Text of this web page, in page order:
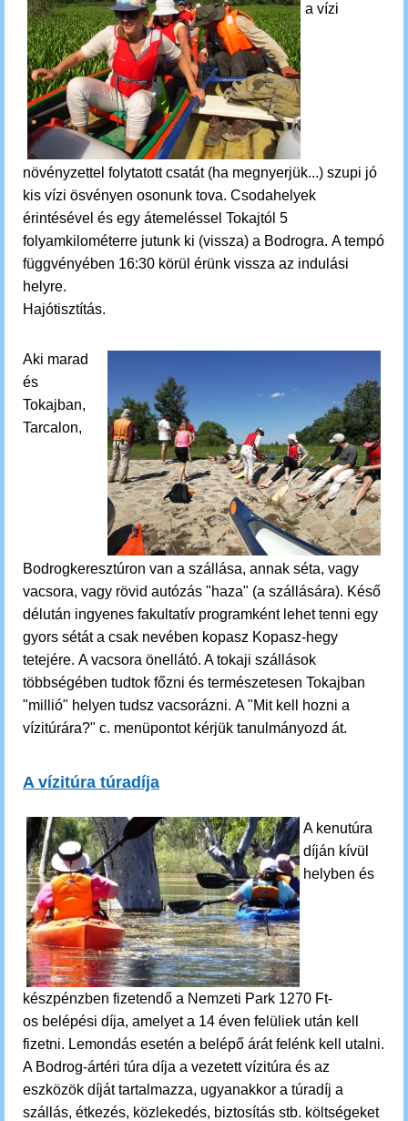
a vízi
növényzettel folytatott csatát (ha megnyerjük...) szupi jó
kis vízi ösvényen osonunk tova. Csodahelyek
érintésével és egy átemeléssel Tokajtól 5
folyamkilométerre jutunk ki (vissza) a Bodrogra. A tempó
függvényében 16:30 körül érünk vissza az indulási
helyre.
Hajótisztítás.
Aki marad
és
Tokajban,
Tarcalon,
Bodrogkeresztúron van a szállása, annak séta, vagy
vacsora, vagy rövid autózás "haza" (a szállására). Késő
délután ingyenes fakultatív programként lehet tenni egy
gyors sétát a csak nevében kopasz Kopasz-hegy
tetejére. A vacsora önellátó. A tokaji szállások
többségében tudtok főzni és természetesen Tokajban
"millió" helyen tudsz vacsorázni. A "Mit kell hozni a
vízitúrára?" c. menüpontot kérjük tanulmányozd át.
A vízitúra túradíja
A kenutúra
díján kívül
helyben és
készpénzben fizetendő a Nemzeti Park 1270 Ft-
os belépési díja, amelyet a 14 éven felüliek után kell
fizetni. Lemondás esetén a belépő árát felénk kell utalni.
A Bodrog-ártéri túra díja a vezetett vízitúra és az
eszközök díját tartalmazza, ugyanakkor a túradíj a
szállás, étkezés, közlekedés, biztosítás stb. költségeket